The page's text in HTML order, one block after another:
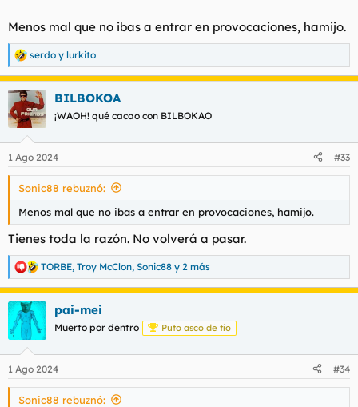
Que tiene cojones que después de 8 meses, en el primer día
que vuelvo ya esté el hijputa ese malnacido dando hijputas.
Ya os vale.
Menos mal que no ibas a entrar en provocaciones, hamijo.
R
e
a
c
c
i
e
s
serdo y lurkito
BILBOKOA
¡WAOH! qué cacao con BILBOKAO
1 Ago 2024 #33
Sonic88 rebuznó:
Menos mal que no ibas a entrar en provocaciones, hamijo.
Tienes toda la razón. No volverá a pasar.
R
e
a
c
c
i
e
s
TORBE, Troy McClon, Sonic88 y 2 más
pai-mei
Muerto por dentro Puto asco de tío
1 Ago 2024 #34
Sonic88 rebuznó: